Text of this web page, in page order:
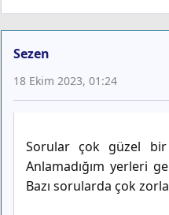
Sezen
18 Ekim 2023, 01:24
Sorular çok güzel bir
Anlamadığım yerleri
Bazı sorularda çok